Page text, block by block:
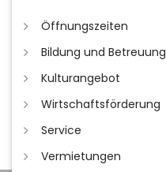
Öffnungszeiten
Bildung und Betreuung
Kulturangebot
Wirtschaftsförderung
Service
Vermietungen